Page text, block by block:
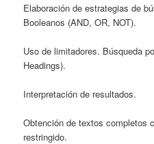
Elaboración de estrategias de
Booleanos (AND, OR, NOT).
Uso de limitadores. Búsqueda
Headings).
Interpretación de resultados.
Obtención de textos completos
restringido.